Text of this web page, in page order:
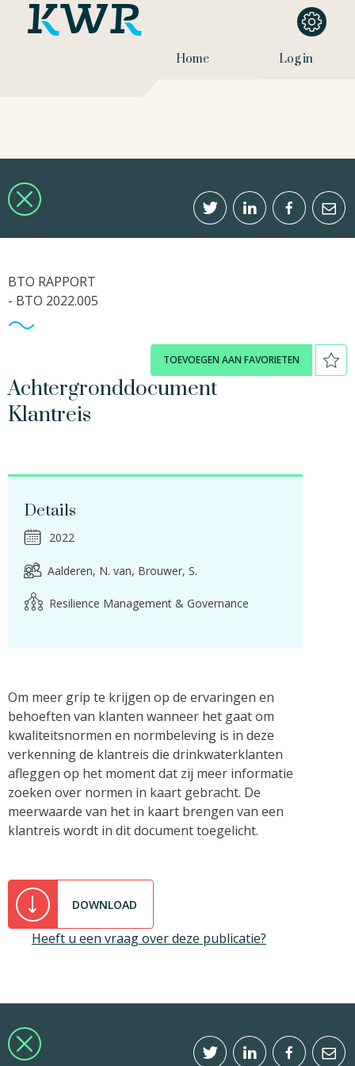
Home Log in
BTO RAPPORT
- BTO 2022.005
TOEVOEGEN AAN FAVORIETEN
Achtergronddocument
Klantreis
Details
2022
Aalderen, N. van Brouwer, S.
Resilience Management & Governance
Om meer grip te krijgen op de ervaringen en
behoeften van klanten wanneer het gaat om
kwaliteitsnormen en normbeleving is in deze
verkenning de klantreis die drinkwaterklanten
afleggen op het moment dat zij meer informatie
zoeken over normen in kaart gebracht. De
meerwaarde van het in kaart brengen van een
klantreis wordt in dit document toegelicht.
DOWNLOAD
Heeft u een vraag over deze publicatie?